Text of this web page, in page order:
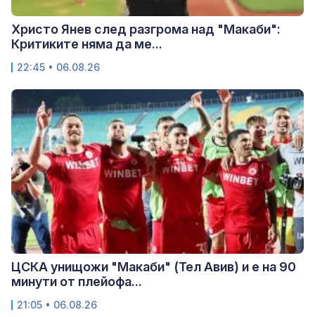
Христо Янев след разгрома над "Макаби":
Критиките няма да ме...
22:45 • 06.08.26
ЦСКА унищожи "Макаби" (Тел Авив) и е на 90
минути от плейофа...
21:05 • 06.08.26